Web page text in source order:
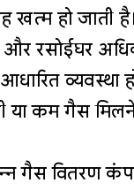
खत्म हो जाती
और रसोईघर
या कम गैस
गैस वितरण